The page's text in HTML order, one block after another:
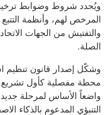
ويُحدد شروط وضوابط
المرخص لهم، وأنظمة التتبع
والتفتيش من الجهات
الصلة.
وشكّل إصدار قانون تنظيم
محطة مفصلية كأول تشريع
واضعاً الأساس لمرحلة
التنبؤي المدعوم بالذكاء